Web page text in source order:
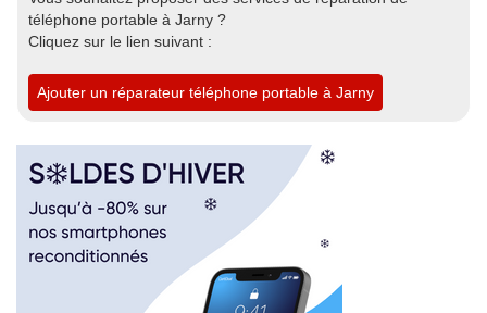
téléphone portable à Jarny ?
Cliquez sur le lien suivant :
Ajouter un réparateur téléphone portable à Jarny